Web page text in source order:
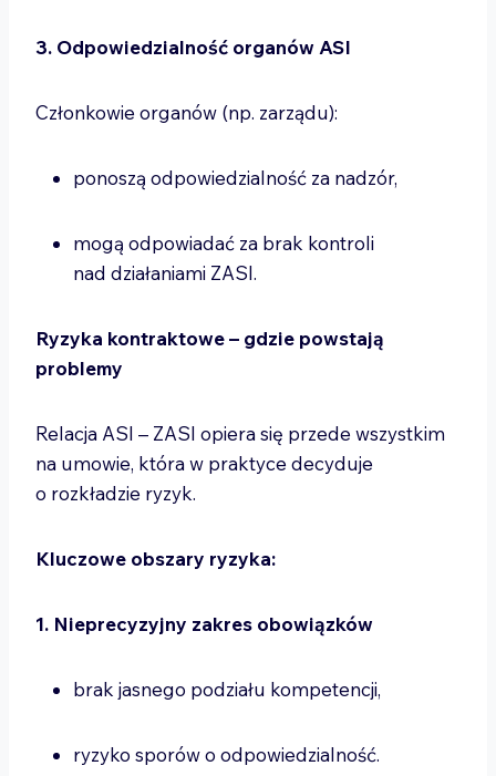
3. Odpowiedzialność organów ASI
Członkowie organów (np. zarządu):
ponoszą odpowiedzialność za nadzór,
mogą odpowiadać za brak kontroli
nad działaniami ZASI.
Ryzyka kontraktowe – gdzie powstają
problemy
Relacja ASI – ZASI opiera się przede wszystkim
na umowie, która w praktyce decyduje
o rozkładzie ryzyk.
Kluczowe obszary ryzyka:
1. Nieprecyzyjny zakres obowiązków
brak jasnego podziału kompetencji,
ryzyko sporów o odpowiedzialność.